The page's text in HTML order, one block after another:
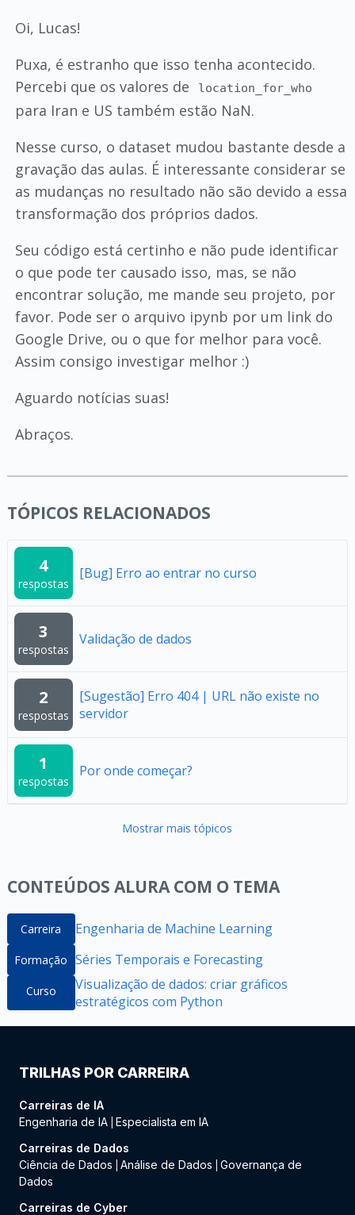
Oi, Lucas!
Puxa, é estranho que isso tenha acontecido.
Percebi que os valores de
location_for_who
para Iran e US também estão NaN.
Nesse curso, o dataset mudou bastante desde a
gravação das aulas. É interessante considerar se
as mudanças no resultado não são devido a essa
transformação dos próprios dados.
Seu código está certinho e não pude identificar
o que pode ter causado isso, mas, se não
encontrar solução, me mande seu projeto, por
favor. Pode ser o arquivo ipynb por um link do
Google Drive, ou o que for melhor para você.
Assim consigo investigar melhor :)
Aguardo notícias suas!
Abraços.
TÓPICOS RELACIONADOS
4
respostas
[Bug] Erro ao entrar no curso
3
respostas
Validação de dados
2
respostas
[Sugestão] Erro 404 | URL não existe no
servidor
1
respostas
Por onde começar?
Mostrar mais tópicos
CONTEÚDOS ALURA COM O TEMA
Carreira Engenharia de Machine Learning
Formação Séries Temporais e Forecasting
Curso
Visualização de dados: criar gráficos
estratégicos com Python
TRILHAS POR CARREIRA
Carreiras de IA
Engenharia de IA Especialista em IA
Carreiras de Dados
Ciência de Dados
Análise de Dados
Governança de
Dados
Carreiras de Cyber